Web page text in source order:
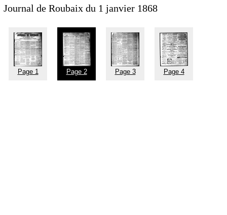
Journal de Roubaix du 1 janvier 1868
Page 1 Page 2 Page 3 Page 4